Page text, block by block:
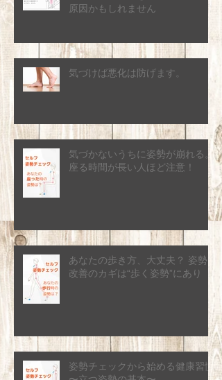
原因かもしれません
気づけば悪化は防げます。
気づかないうちに姿勢が崩れる。
座る時間が長い人ほど注意！
あなたの歩き方、大丈夫？ 姿勢
改善のカギは“歩く姿勢”にあり
姿勢チェックから始める健康習慣